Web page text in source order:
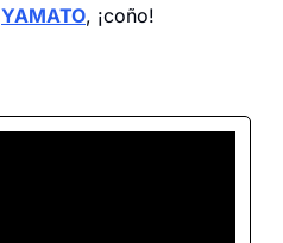
YAMATO, ¡coño!